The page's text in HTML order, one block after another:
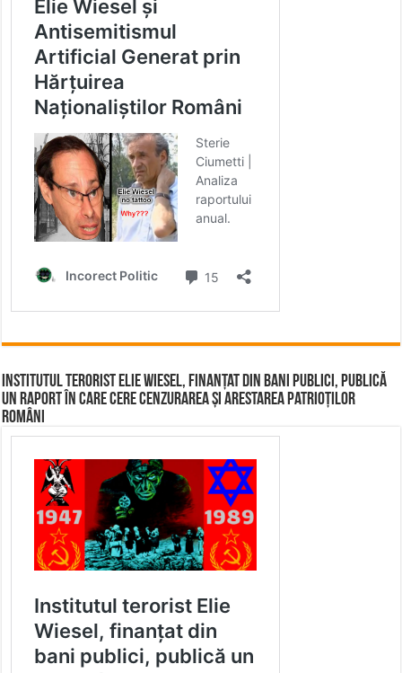
Institutul terorist Elie Wiesel, finanțat din bani publici, publică
un raport în care cere cenzurarea și arestarea patrioților
români